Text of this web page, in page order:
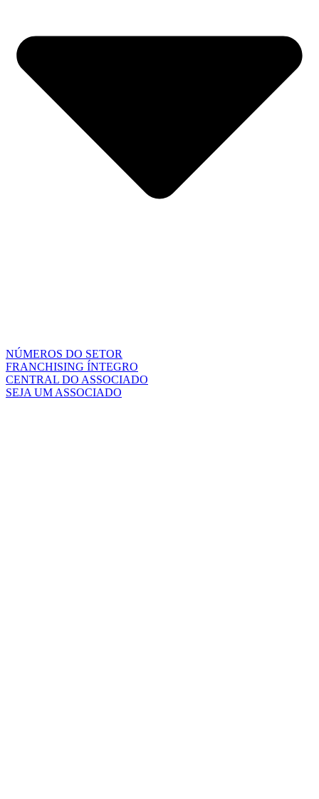
NÚMEROS DO SETOR
FRANCHISING ÍNTEGRO
CENTRAL DO ASSOCIADO
SEJA UM ASSOCIADO